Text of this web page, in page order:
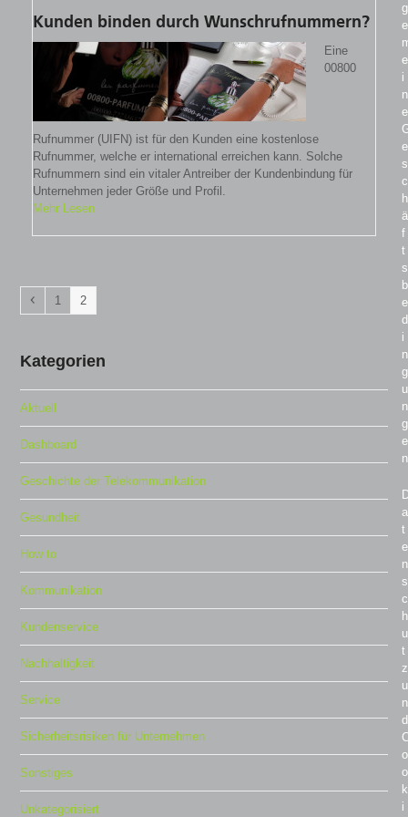
Kunden binden durch Wunschrufnummern?
Eine
00800
Rufnummer (UIFN) ist für den Kunden eine kostenlose
Rufnummer, welche er international erreichen kann. Solche
Rufnummern sind ein vitaler Antreiber der Kundenbindung für
Unternehmen jeder Größe und Profil.
Mehr Lesen
Vorheriger
Seite
1 Seite
2
Kategorien
Aktuell
Dashboard
Geschichte der Telekommunikation
Gesundheit
How to
Kommunikation
Kundenservice
Nachhaltigkeit
Service
Sicherheitsrisiken für Unternehmen
Sonstiges
Unkategorisiert
g
e
e
i
n
e
e
s
c
h
ä
f
t
s
b
e
d
i
n
g
u
n
g
e
n
a
t
e
n
s
c
h
u
t
z
u
n
d
o
o
k
i